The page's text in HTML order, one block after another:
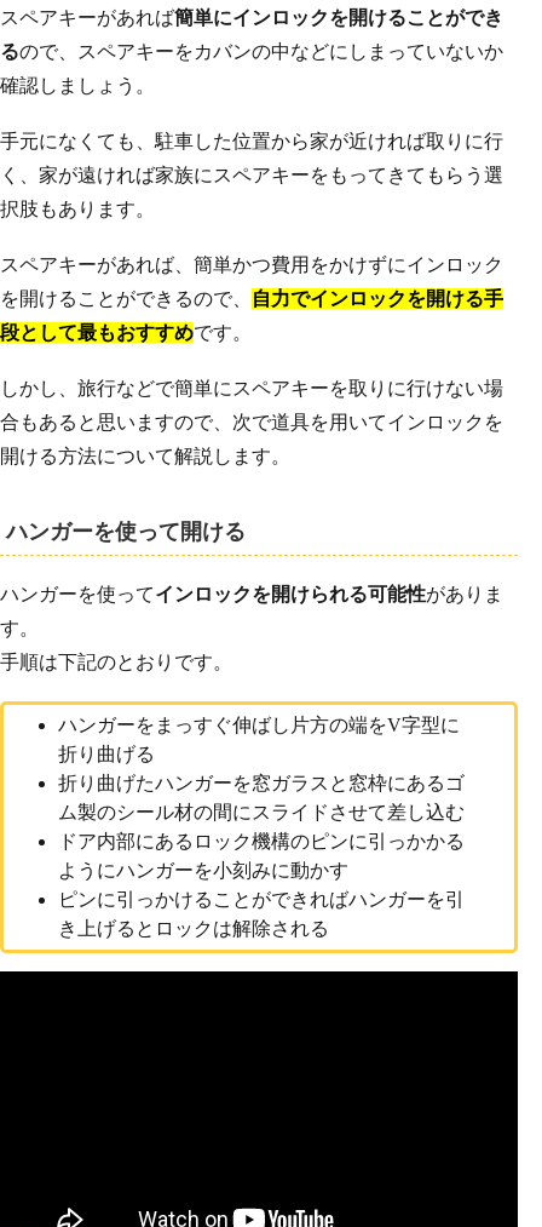
スペアキーがあれば簡単にインロックを開けることができ
るので、スペアキーをカバンの中などにしまっていないか
確認しましょう。
手元になくても、駐車した位置から家が近ければ取りに行
く、家が遠ければ家族にスペアキーをもってきてもらう選
択肢もあります。
スペアキーがあれば、簡単かつ費用をかけずにインロック
を開けることができるので、
自力でインロックを開ける手
段として最もおすすめです。
しかし、旅行などで簡単にスペアキーを取りに行けない場
合もあると思いますので、次で道具を用いてインロックを
開ける方法について解説します。
ハンガーを使って開ける
ハンガーを使ってインロックを開けられる可能性がありま
す。
手順は下記のとおりです。
ハンガーをまっすぐ伸ばし片方の端をV字型に
折り曲げる
折り曲げたハンガーを窓ガラスと窓枠にあるゴ
ム製のシール材の間にスライドさせて差し込む
ドア内部にあるロック機構のピンに引っかかる
ようにハンガーを小刻みに動かす
ピンに引っかけることができればハンガーを引
き上げるとロックは解除される